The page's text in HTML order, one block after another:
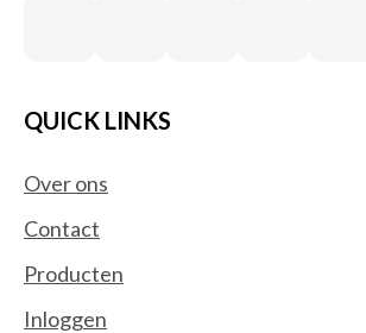
QUICK LINKS
Over ons
Contact
Producten
Inloggen